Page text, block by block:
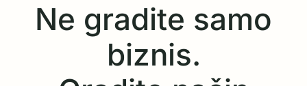
Ne gradite samo
biznis.